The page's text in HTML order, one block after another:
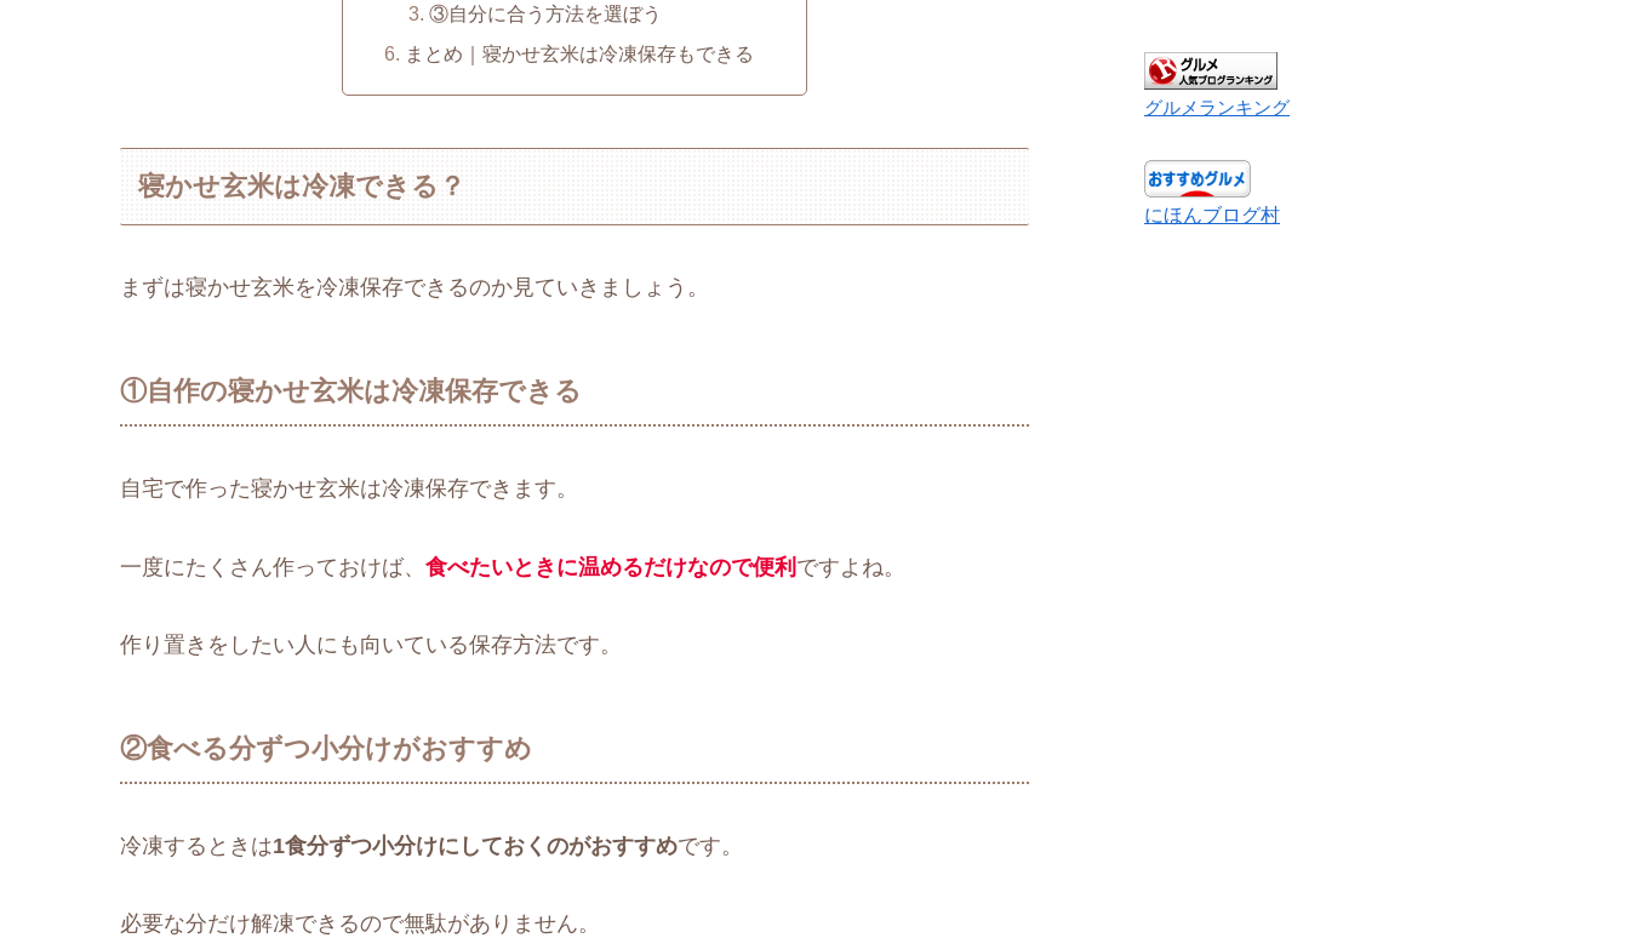
③自分に合う方法を選ぼう
まとめ｜寝かせ玄米は冷凍保存もできる
寝かせ玄米は冷凍できる？
まずは寝かせ玄米を冷凍保存できるのか見ていきましょう。
①自作の寝かせ玄米は冷凍保存できる
自宅で作った寝かせ玄米は冷凍保存できます。
一度にたくさん作っておけば、 食べたいときに温めるだけなので便利 ですよね。
作り置きをしたい人にも向いている保存方法です。
②食べる分ずつ小分けがおすすめ
冷凍するときは1食分ずつ小分けにしておくのがおすすめです。
必要な分だけ解凍できるので無駄がありません。
グルメランキング
にほんブログ村